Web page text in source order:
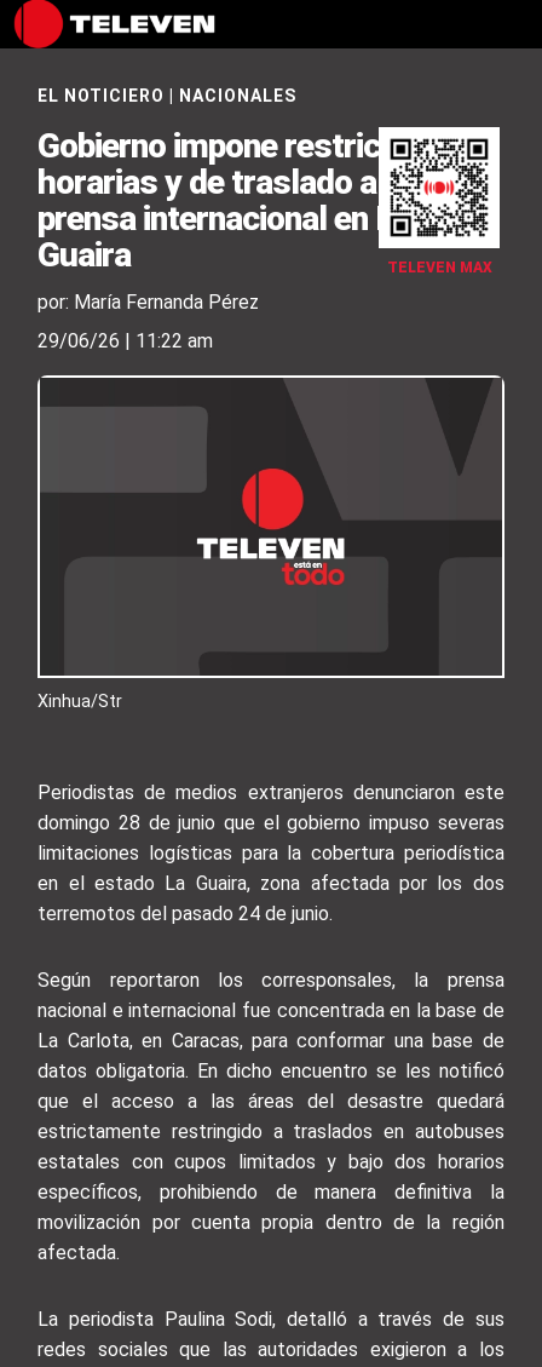
TELEVEN MAX
EL NOTICIERO NACIONALES
Gobierno impone restricciones
horarias y de traslado a la
prensa internacional en La
Guaira
por: María Fernanda Pérez
29/06/26 | 11:22 am
Xinhua/Str
Periodistas de medios extranjeros denunciaron este
domingo 28 de junio que el gobierno impuso severas
limitaciones logísticas para la cobertura periodística
en el estado La Guaira, zona afectada por los dos
terremotos del pasado 24 de junio.
Según reportaron los corresponsales, la prensa
nacional e internacional fue concentrada en la base de
La Carlota, en Caracas, para conformar una base de
datos obligatoria. En dicho encuentro se les notificó
que el acceso a las áreas del desastre quedará
estrictamente restringido a traslados en autobuses
estatales con cupos limitados y bajo dos horarios
específicos, prohibiendo de manera definitiva la
movilización por cuenta propia dentro de la región
afectada.
La periodista Paulina Sodi, detalló a través de sus
redes sociales que las autoridades exigieron a los